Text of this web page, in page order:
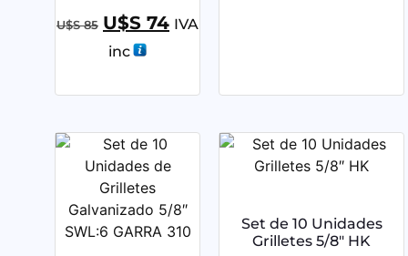
U$S85 U$S 74 IVA
inc
Set de 10 Unidades
Grilletes 5/8″ HK